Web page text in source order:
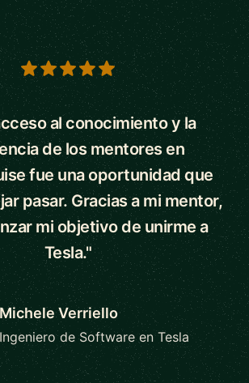
al conocimiento y la
de los mentores en
fue una oportunidad que
pasar. Gracias a mi mentor,
mi objetivo de unirme a
Tesla."
Michele Verriello
Ingeniero de Software en Tesla